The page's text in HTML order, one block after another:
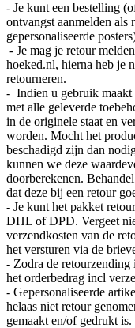
- Je kunt een bestelling
ontvangst aanmelden als
gepersonaliseerde
- Je mag je retour
hoeked.nl, hierna heb je
retourneren.
- Indien u gebruik maakt
met alle geleverde
in de originele staat en
worden. Mocht het
beschadigd zijn dan
kunnen we deze
doorberekenen.
dat deze bij een retour
- Je kunt het pakket
DHL of DPD. Vergeet
verzendkosten van de
het versturen via de
- Zodra de retourzending
het orderbedrag incl
- Gepersonaliseerde
helaas niet retour
gemaakt en/of gedrukt is.